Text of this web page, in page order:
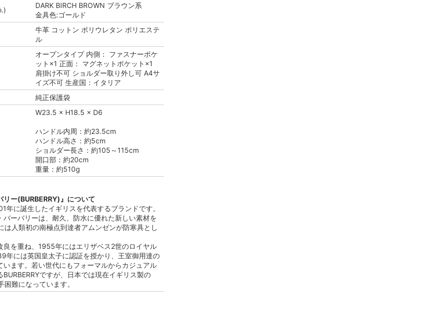
DARK BIRCH BROWN ブラウン系
金具色:ゴールド
牛革 コットン ポリウレタン ポリエステ
ル
オープンタイプ 内側： ファスナーポケ
ット×1 正面： マグネットポケット×1
肩掛け不可 ショルダー取り外し可 A4サ
イズ不可 生産国：イタリア
純正保護袋
W23.5 × H18.5 × D6
ハンドル内周：約23.5cm
ハンドル高さ：約5cm
ショルダー長さ：約105～115cm
開口部：約20cm
重量：約510g
リー(BURBERRY)』について
年に誕生したイギリスを代表するブランドです。
バーバリーは、耐久、防水に優れた新しい素材を
は人類初の南極点到達者アムンゼンが防寒具とし
良を重ね、1955年にはエリザベス2世のロイヤル
年には英国皇太子に認証を授かり、王室御用達の
います。若い世代にもフォーマルからカジュアル
BURBERRYですが、日本では現在イギリス製の
困難になっています。